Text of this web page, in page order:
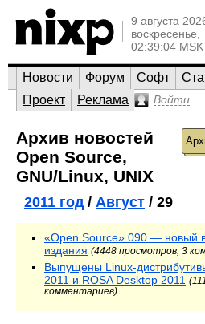
9 августа
воскресенье,
02:39:04 MSK
Новости Форум Софт
Проект
Реклама Войти
Архив новостей
Open Source,
GNU/Linux, UNIX
2011 год/ Август / 29
«Open Source» 090 — новый
издания (4448 просмотров, 3
Выпущены Linux-
2011 и ROSA Desktop 2011
комментариев)